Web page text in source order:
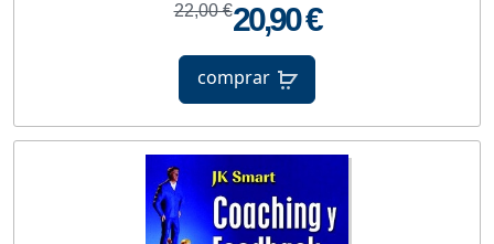
22,00 €20,90 €
comprar